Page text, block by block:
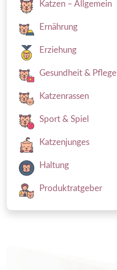
Katzen – Allgemein
Ernährung
Erziehung
Gesundheit & Pflege
Katzenrassen
Sport & Spiel
Katzenjunges
Haltung
Produktratgeber